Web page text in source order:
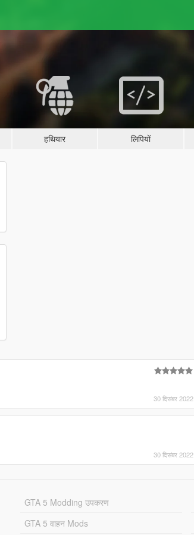
हथियार लिपियों
30 दिसंबर 2022
30 दिसंबर 2022
GTA 5 Modding उपकरण
GTA 5 वाहन Mods